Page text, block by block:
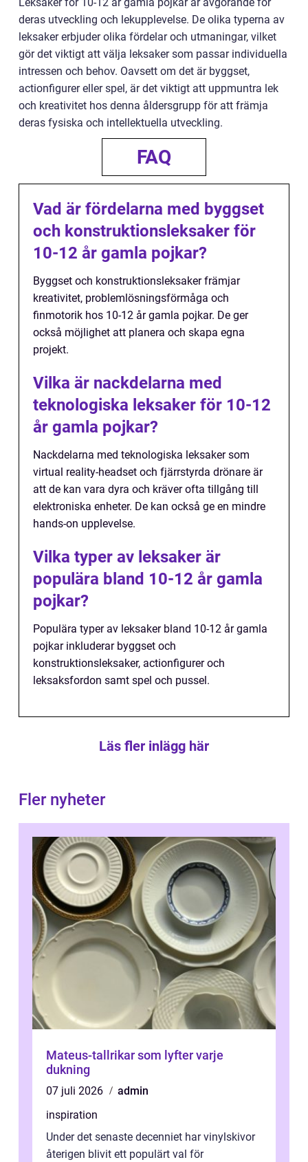
deras utveckling och lekupplevelse. De olika typerna av
leksaker erbjuder olika fördelar och utmaningar, vilket
gör det viktigt att välja leksaker som passar individuella
intressen och behov. Oavsett om det är byggset,
actionfigurer eller spel, är det viktigt att uppmuntra lek
och kreativitet hos denna åldersgrupp för att främja
deras fysiska och intellektuella utveckling.
FAQ
Vad är fördelarna med byggset
och konstruktionsleksaker för
10-12 år gamla pojkar?
Byggset och konstruktionsleksaker främjar
kreativitet, problemlösningsförmåga och
finmotorik hos 10-12 år gamla pojkar. De ger
också möjlighet att planera och skapa egna
projekt.
Vilka är nackdelarna med
teknologiska leksaker för 10-12
år gamla pojkar?
Nackdelarna med teknologiska leksaker som
virtual reality-headset och fjärrstyrda drönare är
att de kan vara dyra och kräver ofta tillgång till
elektroniska enheter. De kan också ge en mindre
hands-on upplevelse.
Vilka typer av leksaker är
populära bland 10-12 år gamla
pojkar?
Populära typer av leksaker bland 10-12 år gamla
pojkar inkluderar byggset och
konstruktionsleksaker, actionfigurer och
leksaksfordon samt spel och pussel.
Läs fler inlägg här
Fler nyheter
Mateus-tallrikar som lyfter varje
dukning
07 juli 2026
admin
inspiration
Under det senaste decenniet har vinylskivor
återigen blivit ett populärt val för